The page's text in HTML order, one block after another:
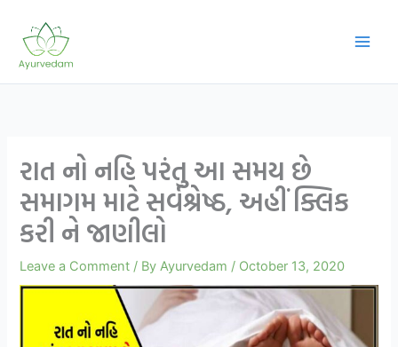
content
રાત નો નહિ પરંતુ આ સમય છે
સમાગમ માટે સર્વશ્રેષ્ઠ, અહીં ક્લિક
કરી ને જાણીલો
Leave a Comment / ByAyurvedam / October 13, 2020